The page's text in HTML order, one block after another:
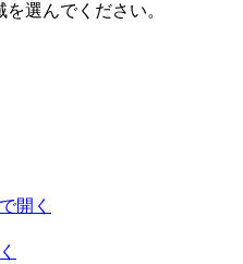
選んでください。
開く